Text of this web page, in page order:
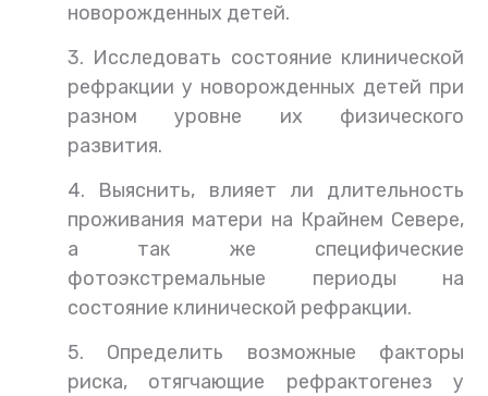
новорожденных детей.
3. Исследовать состояние клинической
рефракции у новорожденных детей при
разном уровне их физического
развития.
4. Выяснить, влияет ли длительность
проживания матери на Крайнем Севере,
а так же специфические
фотоэкстремальные периоды на
состояние клинической рефракции.
5. Определить возможные факторы
риска, отягчающие рефрактогенез у